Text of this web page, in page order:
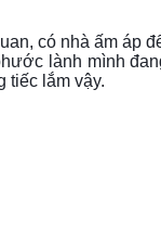
có nhà ấm áp
lành mình
tiếc lắm vậy.